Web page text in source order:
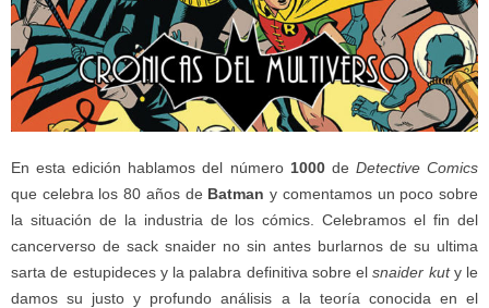
En esta edición hablamos del número 1000de Detective Comics
que celebra los 80 años de Batman y comentamos un poco sobre
la situación de la industria de los cómics. Celebramos el fin del
cancerverso de sack snaider no sin antes burlarnos de su ultima
sarta de estupideces y la palabra definitiva sobre elsnaider kuty le
damos su justo y profundo análisis a la teoría conocida en el